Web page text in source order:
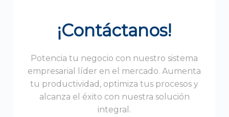
¡Contáctanos!
Potencia tu negocio con nuestro sistema
empresarial líder en el mercado. Aumenta
tu productividad, optimiza tus procesos y
alcanza el éxito con nuestra solución
integral.